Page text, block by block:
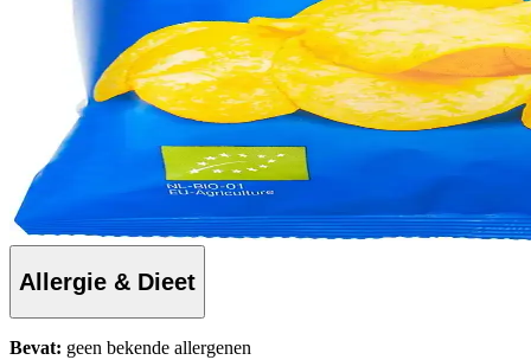
Allergie & Dieet
Bevat: geen bekende allergenen